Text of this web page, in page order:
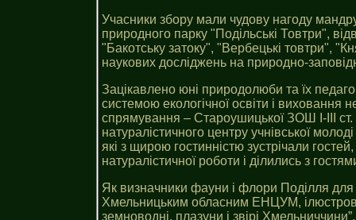
Учасники збору мали чудову нагоду
природного парку "Подільські Товтри",
"Бакотську затоку", "Вербецькі товтри",
наукових досліджень на природно-
Зацікавлено юні природолюби та їх
системою екологічної освіти і виховання
спрямування – Староушицької ЗОШ І-ІІІ
натуралістичного центру учнівської
які з щирою гостинністю зустрічали
натуралістичної роботи і ділились з
Як визначники фауни і флори Поділля для
Хмельницьким обласним ЕНЦУМ,
земноводні, плазуни і звірі